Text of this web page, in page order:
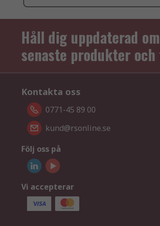
Håll dig uppdaterad
senaste produkter
Kontakta oss
0771-45 89 00
kund@rsonline.se
Följ oss på
Vi accepterar